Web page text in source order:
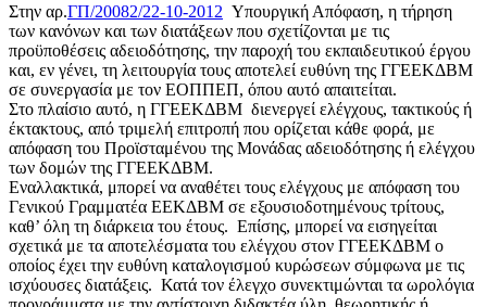
Στην αρ.ΓΠ/20082/22-10-2012 Υπουργική Απόφαση, η τήρηση
των κανόνων και των διατάξεων που σχετίζονται με τις
προϋποθέσεις αδειοδότησης, την παροχή του εκπαιδευτικού έργου
και, εν γένει, τη λειτουργία τους αποτελεί ευθύνη της ΓΓΕΕΚΔΒΜ
σε συνεργασία με τον ΕΟΠΠΕΠ, όπου αυτό απαιτείται.
Στο πλαίσιο αυτό, η ΓΓΕΕΚΔΒΜ διενεργεί ελέγχους, τακτικούς ή
έκτακτους, από τριμελή επιτροπή που ορίζεται κάθε φορά, με
απόφαση του Προϊσταμένου της Μονάδας αδειοδότησης ή ελέγχου
των δομών της ΓΓΕΕΚΔΒΜ.
Εναλλακτικά, μπορεί να αναθέτει τους ελέγχους με απόφαση του
Γενικού Γραμματέα ΕΕΚΔΒΜ σε εξουσιοδοτημένους τρίτους,
καθ’ όλη τη διάρκεια του έτους. Επίσης, μπορεί να εισηγείται
σχετικά με τα αποτελέσματα του ελέγχου στον ΓΓΕΕΚΔΒΜ ο
οποίος έχει την ευθύνη καταλογισμού κυρώσεων σύμφωνα με τις
ισχύουσες διατάξεις. Κατά τον έλεγχο συνεκτιμώνται τα ωρολόγια